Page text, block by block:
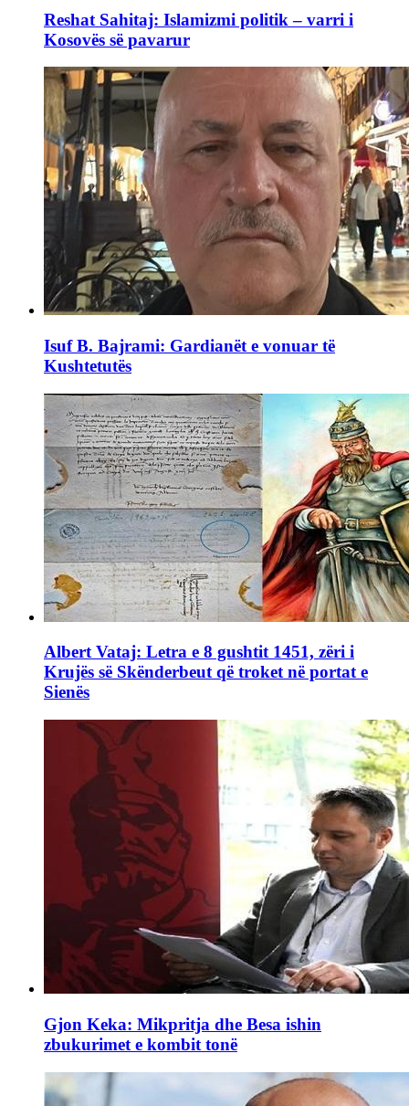
Reshat Sahitaj: Islamizmi politik – varri i
Kosovës së pavarur
Isuf B. Bajrami: Gardianët e vonuar të
Kushtetutës
Albert Vataj: Letra e 8 gushtit 1451, zëri i
Krujës së Skënderbeut që troket në portat e
Sienës
Gjon Keka: Mikpritja dhe Besa ishin
zbukurimet e kombit tonë